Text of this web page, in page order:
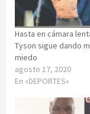
Hasta en cámara
Tyson sigue dando
miedo
agosto 17, 2020
En «DEPORTES»